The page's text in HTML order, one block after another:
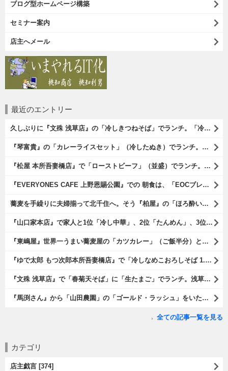
ブログ型ホームページ構築
セミナー案内
店主へメール
最近のエントリー
久しぶりに『文殊 浅草店』の「冷しきつねそば」でランチ。「冷しきつめそば」のうまさは甘さである。 あたしは思い出していたのだ。この甘さのせいで「きつねそば」を敬遠していたのか、と。 でも、うまかったのだよ（笑）。（文殊 浅草店：浅草一丁目：浅草地下街）
『琴富貴』の「カレーライスセット」（冷したぬき）でランチ。所謂「蕎麦屋のカレー」と『琴富貴』の夏の定番「冷したぬき」である。勿論、これはダブルでうまいのだよ（笑）。（琴富貴：墨田区吾妻橋1）
『松屋 本所吾妻橋店』で「ローストビーフ」（並盛）でランチ。「ローストビーフ」は2つのソースが掛かっている。オリジナルソースとレフォールソースだ。 はたしていかなるものなのかと期待しながら待てば、それは確りとうまかったのだよ（笑）。（松屋 本所吾妻橋店：墨田区吾妻橋三）
『EVERYONES CAFE 上野恩賜公園』での 朝食は、「EOCブレックファーストプレート」とセットで「アイスカフェラテ」をもらい、それから家人が「東京たまごを使ったパンケーキ キャラメルナッツ（2枚）」を頼んでみた。どれもがハイカラにうまいのだよ（笑）。（EVERYONES CAFE 上野恩賜公園：上野公園）
蕎麦を手繰りに夫婦揃って北千住へ。そう『柏屋』の「ほろ酔いセット」で一杯やったのだよ。ここは二駅離れた場所だけど、あたしの『街的』のようにくつろげる処だ。勿論、うまかったのだよ（笑）。（きそば 柏屋：足立区千住）
『山口家本店』で家人と1位「冷し中華」、2位「たんめん」、3位「かき氷」の順番通りのオーダーでランチ。なんの変哲もないものがうまいのは、当たり前だのクラッカーなのだと云爾（笑）。（山口家本店：千束通り商店街：浅草五丁目）
『東嶋屋』世界一うまい蕎麦屋の「カツカレー」（ご飯半分）と「おしんこ盛り合わせ」と「ビ―ル」でランチ。もう、ほんとうまいのだから、みんな食べてみてね、と云爾（笑）。（東嶋屋：竜泉一丁目）
『ゆで太郎 もつ次郎本所吾妻橋店』で「冷しなめこおろしそば 1.5倍盛」を手繰れば、それは「なめこ」の粘りが強烈な調味料となって、既に、ただの蕎麦では無くなっている。 ヌルヌルの蕎麦はめちゃくちゃにうまいのである（笑）。（ゆで太郎 もつ次郎本所吾妻橋店：墨田区吾妻橋3丁目）
『文殊 浅草店』で「春菊天そば」に「生たまご」でランチ。浅草地下街における至高のランチだ。今日も、実にうまかったのだよ（笑）。（文殊 浅草店：浅草一丁目：浅草地下街）
『馬渕さん』から「山田農園」の「ゴールド・ラッシュ」をいただいたのだ。甘いはうまい、うまいは身体には悪い、というのはいつものお約束（笑）。 でもね、その当然を百も承知で分かっていながらも食べてしまうのは、これが最高な「北の大地の贈り物」だからなのだよ（笑）。（馬渕さんからの贈与：山田農園：北海道夕張郡長沼町）
全ての記事一覧を見る
カテゴリ
店主戯言 [374]